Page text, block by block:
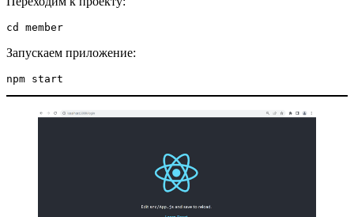
cd member
Запускаем приложение:
npm start